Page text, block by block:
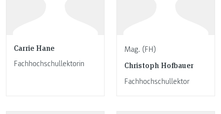
Carrie Hane
Fachhochschullektorin
Mag. (FH)
Christoph Hofbauer
Fachhochschullektor